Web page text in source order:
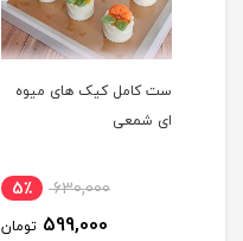
ست کامل کیک های میوه
ای شمعی
630,000 5٪
599,000 تومان